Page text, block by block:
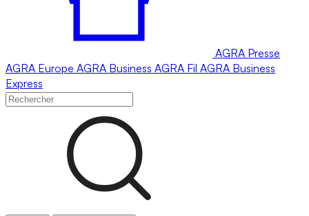
AGRA Presse
AGRA Europe AGRA Business AGRA Fil AGRA Business
Express